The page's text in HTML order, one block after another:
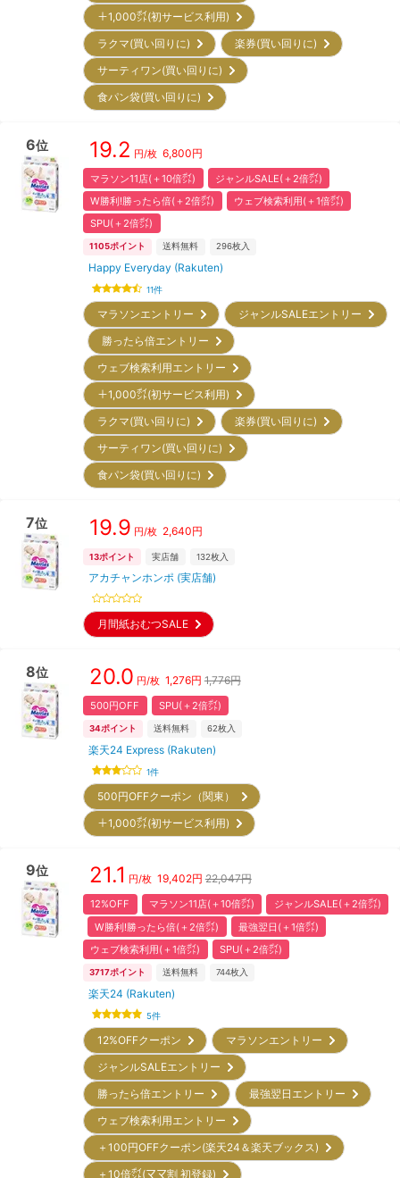
＋1,000㌽(初サービス利用)
ラクマ(買い回りに)
楽券(買い回りに)
サーティワン(買い回りに)
食パン袋(買い回りに)
6位 19.2 円/枚 6,800円
マラソン11店(＋10倍㌽)
ジャンルSALE(＋2倍㌽)
W勝利!勝ったら倍(＋2倍㌽)
ウェブ検索利用(＋1倍㌽)
SPU(＋2倍㌽)
1105ポイント 送料無料 296枚入
Happy Everyday (Rakuten)
11件
マラソンエントリー
ジャンルSALEエントリー
勝ったら倍エントリー
ウェブ検索利用エントリー
＋1,000㌽(初サービス利用)
ラクマ(買い回りに)
楽券(買い回りに)
サーティワン(買い回りに)
食パン袋(買い回りに)
7位 19.9 円/枚 2,640円
13ポイント 実店舗 132枚入
アカチャンホンポ (実店舗)
月間紙おむつSALE
8位 20.0 円/枚 1,276円 1,776円
500円OFF SPU(＋2倍㌽)
34ポイント 送料無料 62枚入
楽天24 Express (Rakuten)
1件
500円OFFクーポン（関東）
＋1,000㌽(初サービス利用)
9位 21.1 円/枚 19,402円 22,047円
12%OFF マラソン11店(＋10倍㌽)
ジャンルSALE(＋2倍㌽)
W勝利!勝ったら倍(＋2倍㌽)
最強翌日(＋1倍㌽)
ウェブ検索利用(＋1倍㌽)
SPU(＋2倍㌽)
3717ポイント 送料無料 744枚入
楽天24 (Rakuten)
5件
12%OFFクーポン
マラソンエントリー
ジャンルSALEエントリー
勝ったら倍エントリー
最強翌日エントリー
ウェブ検索利用エントリー
＋100円OFFクーポン(楽天24＆楽天ブックス)
＋10倍㌽(ママ割 初登録)